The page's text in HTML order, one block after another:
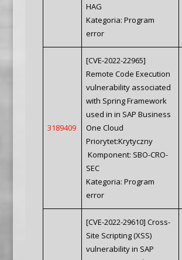
HAG
Kategoria: Program
error
3189409
[CVE-2022-22965]
Remote Code Execution
vulnerability associated
with Spring Framework
used in in SAP Business
One Cloud
Priorytet:Krytyczny
Komponent: SBO-CRO-
SEC
Kategoria: Program
error
[CVE-2022-29610] Cross-
Site Scripting (XSS)
vulnerability in SAP